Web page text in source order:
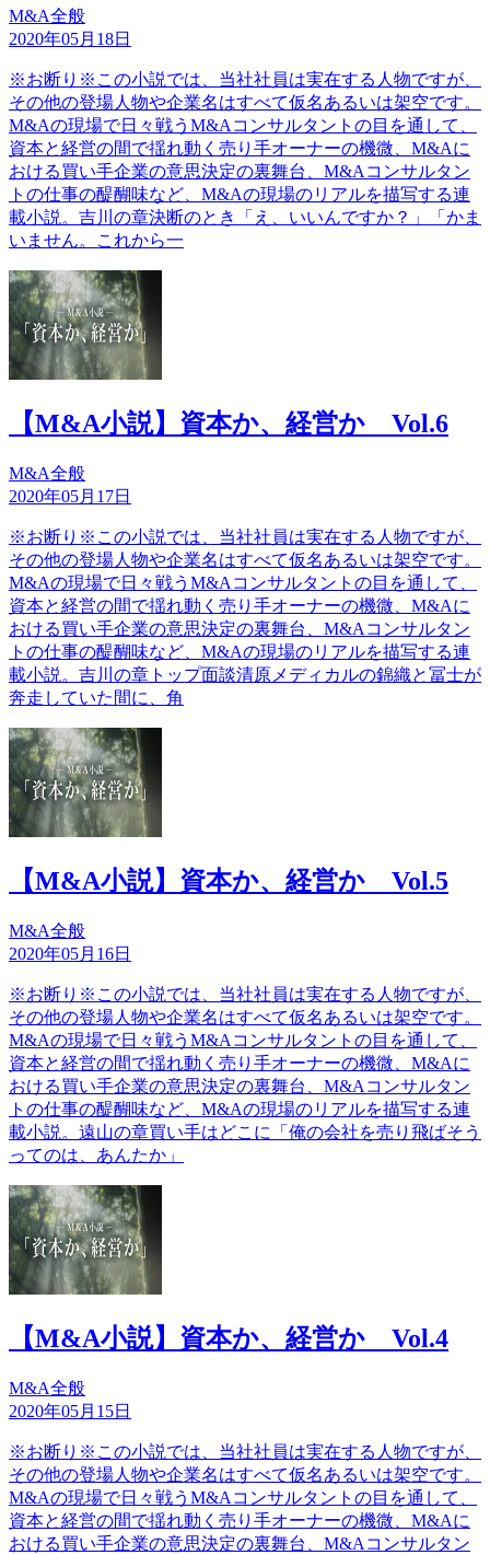
M&A全般
2020年05月18日
※お断り※この小説では、当社社員は実在する人物ですが、
その他の登場人物や企業名はすべて仮名あるいは架空です。
M&Aの現場で日々戦うM&Aコンサルタントの目を通して、
資本と経営の間で揺れ動く売り手オーナーの機微、M&Aに
おける買い手企業の意思決定の裏舞台、M&Aコンサルタン
トの仕事の醍醐味など、M&Aの現場のリアルを描写する連
載小説。吉川の章決断のとき「え、いいんですか？」「かま
いません。これから一
【M&A小説】資本か、経営か Vol.6
M&A全般
2020年05月17日
※お断り※この小説では、当社社員は実在する人物ですが、
その他の登場人物や企業名はすべて仮名あるいは架空です。
M&Aの現場で日々戦うM&Aコンサルタントの目を通して、
資本と経営の間で揺れ動く売り手オーナーの機微、M&Aに
おける買い手企業の意思決定の裏舞台、M&Aコンサルタン
トの仕事の醍醐味など、M&Aの現場のリアルを描写する連
載小説。吉川の章トップ面談清原メディカルの錦織と冨士が
奔走していた間に、角
【M&A小説】資本か、経営か Vol.5
M&A全般
2020年05月16日
※お断り※この小説では、当社社員は実在する人物ですが、
その他の登場人物や企業名はすべて仮名あるいは架空です。
M&Aの現場で日々戦うM&Aコンサルタントの目を通して、
資本と経営の間で揺れ動く売り手オーナーの機微、M&Aに
おける買い手企業の意思決定の裏舞台、M&Aコンサルタン
トの仕事の醍醐味など、M&Aの現場のリアルを描写する連
載小説。遠山の章買い手はどこに「俺の会社を売り飛ばそう
ってのは、あんたか」
【M&A小説】資本か、経営か Vol.4
M&A全般
2020年05月15日
※お断り※この小説では、当社社員は実在する人物ですが、
その他の登場人物や企業名はすべて仮名あるいは架空です。
M&Aの現場で日々戦うM&Aコンサルタントの目を通して、
資本と経営の間で揺れ動く売り手オーナーの機微、M&Aに
おける買い手企業の意思決定の裏舞台、M&Aコンサルタン